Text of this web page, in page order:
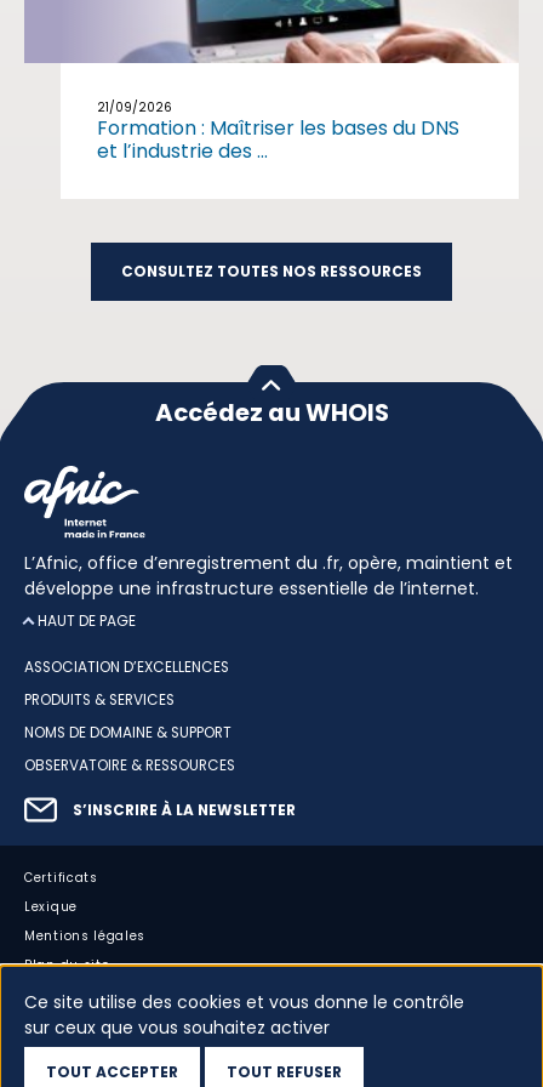
21/09/2026
Formation : Maîtriser les bases du DNS
et l’industrie des ...
CONSULTEZ TOUTES NOS RESSOURCES
Accédez au WHOIS
L’Afnic, office d’enregistrement du .fr, opère, maintient et
développe une infrastructure essentielle de l’internet.
HAUT DE PAGE
ASSOCIATION D’EXCELLENCES
PRODUITS & SERVICES
NOMS DE DOMAINE & SUPPORT
OBSERVATOIRE & RESSOURCES
S’INSCRIRE À LA NEWSLETTER
Certificats
Lexique
Mentions légales
Plan du site
Accessibilité : partiellement conforme
Cookies
Dispositif d’alerte
Ce site utilise des cookies et vous donne le contrôle
sur ceux que vous souhaitez activer
TOUT ACCEPTER TOUT REFUSER